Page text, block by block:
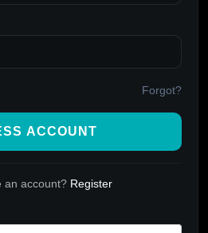
Forgot?
ACCOUNT
an account? Register